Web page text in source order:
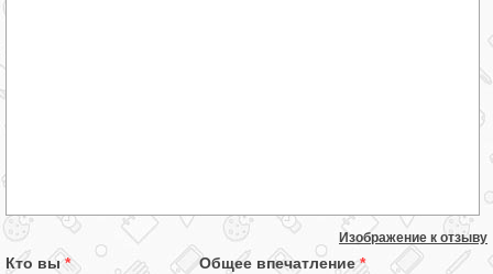
Изображение к отзыву
Кто вы* Общее впечатление*